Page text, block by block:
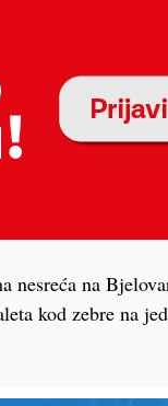
nesreća na
kod zebre na